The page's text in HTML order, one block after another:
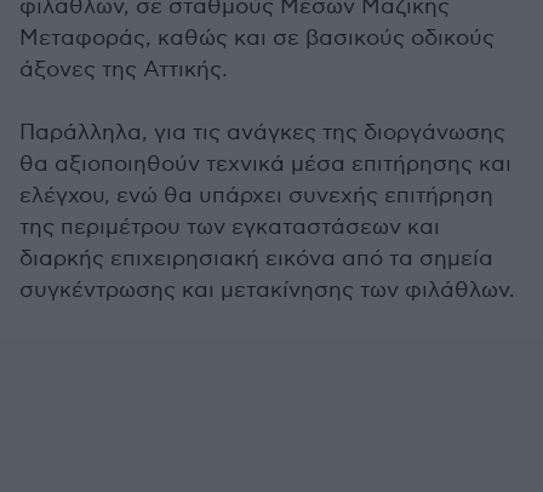
φιλάθλων, σε σταθμούς Μέσων Μαζικής
Μεταφοράς, καθώς και σε βασικούς οδικούς
άξονες της Αττικής.
Παράλληλα, για τις ανάγκες της διοργάνωσης
θα αξιοποιηθούν τεχνικά μέσα επιτήρησης και
ελέγχου, ενώ θα υπάρχει συνεχής επιτήρηση
της περιμέτρου των εγκαταστάσεων και
διαρκής επιχειρησιακή εικόνα από τα σημεία
συγκέντρωσης και μετακίνησης των φιλάθλων.